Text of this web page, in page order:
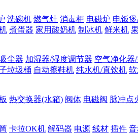
洗碗机 燃气灶 消毒柜 电磁炉 电饭
煮蛋器 家用酸奶机 制冰机 鲜米机
吸尘器 加湿器/湿度调节器 空气净化器
垃圾桶 自动擦鞋机 纯水机/直饮机
热交换器(水箱) 阀体 电磁阀 脉冲点
卡拉OK机 解码器 电源 线材 插件